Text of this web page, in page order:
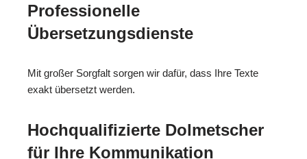
Professionelle
Übersetzungsdienste
Mit großer Sorgfalt sorgen wir dafür, dass Ihre Texte
exakt übersetzt werden.
Hochqualifizierte Dolmetscher
für Ihre Kommunikation